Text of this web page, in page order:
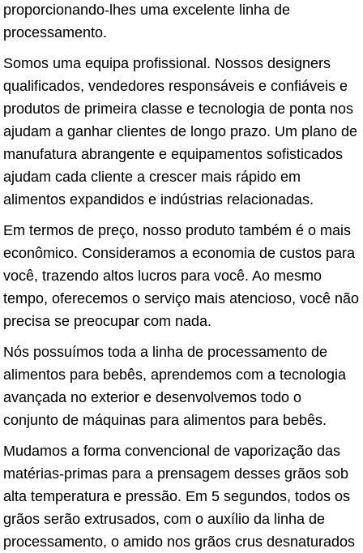
proporcionando-lhes uma excelente linha de
processamento.
Somos uma equipa profissional. Nossos designers
qualificados, vendedores responsáveis ​​e confiáveis ​​e
produtos de primeira classe e tecnologia de ponta nos
ajudam a ganhar clientes de longo prazo. Um plano de
manufatura abrangente e equipamentos sofisticados
ajudam cada cliente a crescer mais rápido em
alimentos expandidos e indústrias relacionadas.
Em termos de preço, nosso produto também é o mais
econômico. Consideramos a economia de custos para
você, trazendo altos lucros para você. Ao mesmo
tempo, oferecemos o serviço mais atencioso, você não
precisa se preocupar com nada.
Nós possuímos toda a linha de processamento de
alimentos para bebês, aprendemos com a tecnologia
avançada no exterior e desenvolvemos todo o
conjunto de máquinas para alimentos para bebês.
Mudamos a forma convencional de vaporização das
matérias-primas para a prensagem desses grãos sob
alta temperatura e pressão. Em 5 segundos, todos os
grãos serão extrusados, com o auxílio da linha de
processamento, o amido nos grãos crus desnaturados